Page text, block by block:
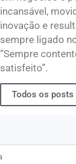
incansável,
inovação e
sempre ligado
“Sempre
satisfeito”.
Todos os posts